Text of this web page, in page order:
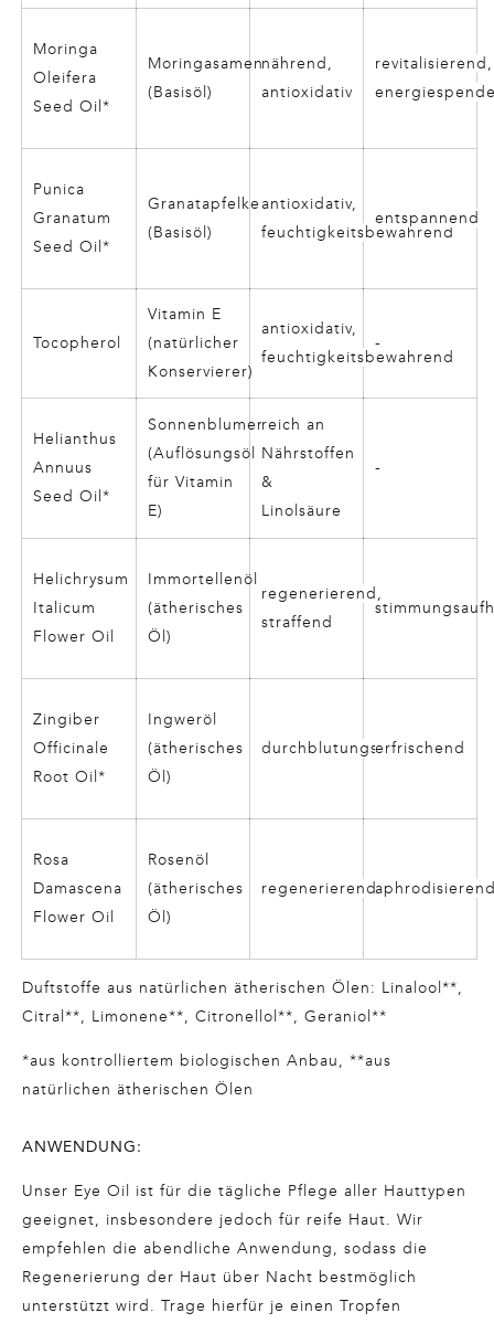
Moringa
Oleifera
Seed Oil*
Moringasamenöl
(Basisöl)
nährend,
antioxidativ
revitalisierend,
Punica
Granatum
Seed Oil*
Granatapfelkernöl
(Basisöl)
antioxidativ,
feuchtigkeitsbewahrend
entspannend
Tocopherol
Vitamin E
(natürlicher
Konservierer)
antioxidativ,
feuchtigkeitsbewahrend
-
Helianthus
Annuus
Seed Oil*
Sonnenblumenöl
(Auflösungsöl
für Vitamin
E)
reich an
Nährstoffen
&
Linolsäure
-
Helichrysum
Italicum
Flower Oil
Immortellenöl
(ätherisches
Öl)
regenerierend,
straffend
Zingiber
Officinale
Root Oil*
Ingweröl
(ätherisches
Öl)
durchblutungsfördernd
erfrischend
Rosa
Damascena
Flower Oil
Rosenöl
(ätherisches
Öl)
regenerierend
Duftstoffe aus natürlichen ätherischen Ölen: Linalool**,
Citral**, Limonene**, Citronellol**, Geraniol**
*aus kontrolliertem biologischen Anbau, **aus
natürlichen ätherischen Ölen
ANWENDUNG:
Unser Eye Oil ist für die tägliche Pflege aller Hauttypen
geeignet, insbesondere jedoch für reife Haut. Wir
empfehlen die abendliche Anwendung, sodass die
Regenerierung der Haut über Nacht bestmöglich
unterstützt wird. Trage hierfür je einen Tropfen